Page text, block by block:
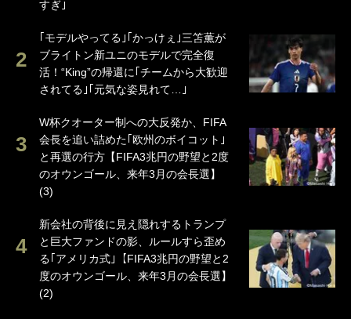
すぎ｣
｢モデルやってる｣｢かっけぇ｣三笘薫が
ブライトン新ユニのモデルで完全復
活！“King”の帰還に｢チームから大歓迎
されてる｣｢元気な姿見れて…｣
W杯クオーター制への大反発か、FIFA
会長を追い詰めた｢欧州のボイコット｣
と再選の行方【FIFA3兆円の野望と2度
のオウンゴール、来年3月の会長選】
(3)
新会社の背後に見え隠れするトランプ
と巨大ファンドの影、ルールすら歪め
る｢アメリカ式｣【FIFA3兆円の野望と2
度のオウンゴール、来年3月の会長選】
(2)